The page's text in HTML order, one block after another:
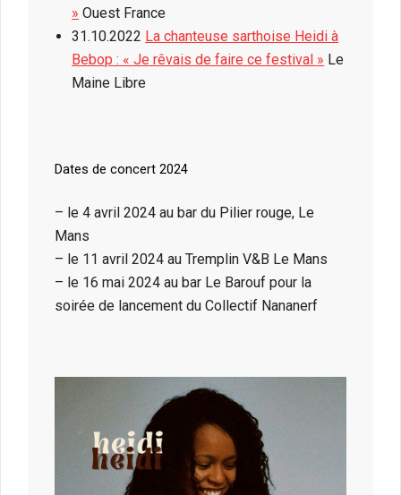
» Ouest France
31.10.2022 La chanteuse sarthoise Heidi à
Bebop : « Je rêvais de faire ce festival » Le
Maine Libre
Dates de concert 2024
– le 4 avril 2024 au bar du Pilier rouge, Le
Mans
– le 11 avril 2024 au Tremplin V&B Le Mans
– le 16 mai 2024 au bar Le Barouf pour la
soirée de lancement du Collectif Nananerf